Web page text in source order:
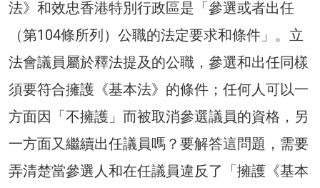
法》和效忠香港特別行政區是「參選或者出任
（第104條所列）公職的法定要求和條件」。立
法會議員屬於釋法提及的公職，參選和出任同樣
須要符合擁護《基本法》的條件；任何人可以一
方面因「不擁護」而被取消參選議員的資格，另
一方面又繼續出任議員嗎？要解答這問題，需要
弄清楚當參選人和在任議員違反了「擁護《基本